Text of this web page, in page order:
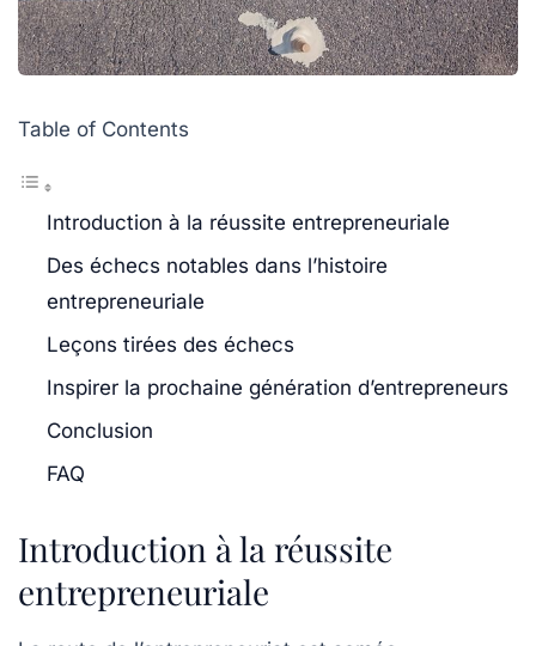
Table of Contents
Introduction à la réussite entrepreneuriale
Des échecs notables dans l’histoire
entrepreneuriale
Leçons tirées des échecs
Inspirer la prochaine génération d’entrepreneurs
Conclusion
FAQ
Introduction à la réussite
entrepreneuriale